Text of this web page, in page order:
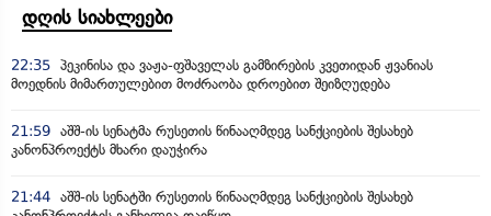
დღის სიახლეები
22:35 პეკინისა და ვაჟა-ფშაველას გამზირების კვეთიდან ჟვანიას
მოედნის მიმართულებით მოძრაობა დროებით შეიზღუდება
21:59 აშშ-ის სენატმა რუსეთის წინააღმდეგ სანქციების შესახებ
კანონპროექტს მხარი დაუჭირა
21:44 აშშ-ის სენატში რუსეთის წინააღმდეგ სანქციების შესახებ